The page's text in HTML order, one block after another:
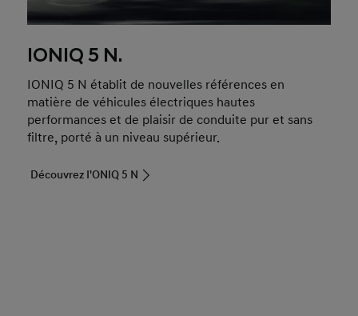
IONIQ 5 N.
IONIQ 5 N établit de nouvelles références en
matière de véhicules électriques hautes
performances et de plaisir de conduite pur et sans
filtre, porté à un niveau supérieur.
Découvrez I'ONIQ 5 N